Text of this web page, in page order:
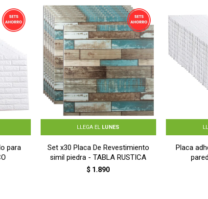
para
LLEGA EL LUNES
Set x30 Placa De Revestimiento
simil piedra - TABLA RUSTICA
$ 1.890
Placa